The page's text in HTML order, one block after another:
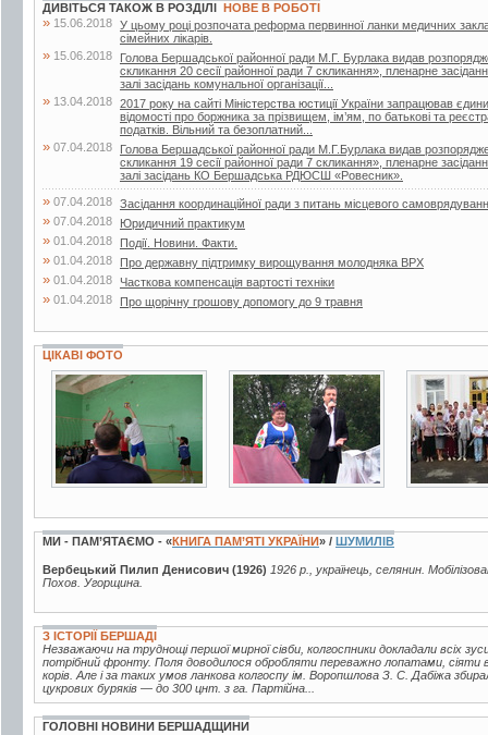
ДИВІТЬСЯ ТАКОЖ В РОЗДІЛІ НОВЕ В РОБОТІ
» 15.06.2018 У цьому році розпочата реформа первинної ланки медичних
сімейних лікарів.
» 15.06.2018
Голова Бершадської районної ради М.Г. Бурлака видав
скликання 20 сесії районної ради 7 скликання», пленарне
залі засідань комунальної організації...
» 13.04.2018 2017 року на сайті Міністерства юстиції України запрацював
відомості про боржника за прізвищем, ім’ям, по батькові та
податків. Вільний та безоплатний...
» 07.04.2018
Голова Бершадської районної ради М.Г.Бурлака видав
скликання 19 сесії районної ради 7 скликання», пленарне
залі засідань КО Бершадська РДЮСШ «Ровесник».
» 07.04.2018 Засідання координаційної ради з питань місцевого
» 07.04.2018 Юридичний практикум
» 01.04.2018 Події. Новини. Факти.
» 01.04.2018 Про державну підтримку вирощування молодняка ВРХ
» 01.04.2018 Часткова компенсація вартості техніки
» 01.04.2018 Про щорічну грошову допомогу до 9 травня
ЦІКАВІ ФОТО
5 фото 15 фото 6 фото
МИ - ПАМ’ЯТАЄМО - «КНИГА ПАМ’ЯТІ УКРАЇНИ» / ШУМИЛІВ
Вербецький Пилип Денисович (1926) 1926 р., українець, селянин.
Похов. Угорщина.
З ІСТОРІЇ БЕРШАДІ
Незважаючи на труднощі першої мирної сівби, колгоспники докладали всіх
потрібний фронту. Поля доводилося обробляти переважно лопатами, сіяти
корів. Але і за таких умов ланкова колгоспу ім. Воропшлова З. С. Дабіжа
цукрових буряків — до 300 цнт. з га. Партійна...
ГОЛОВНІ НОВИНИ БЕРШАДЩИНИ